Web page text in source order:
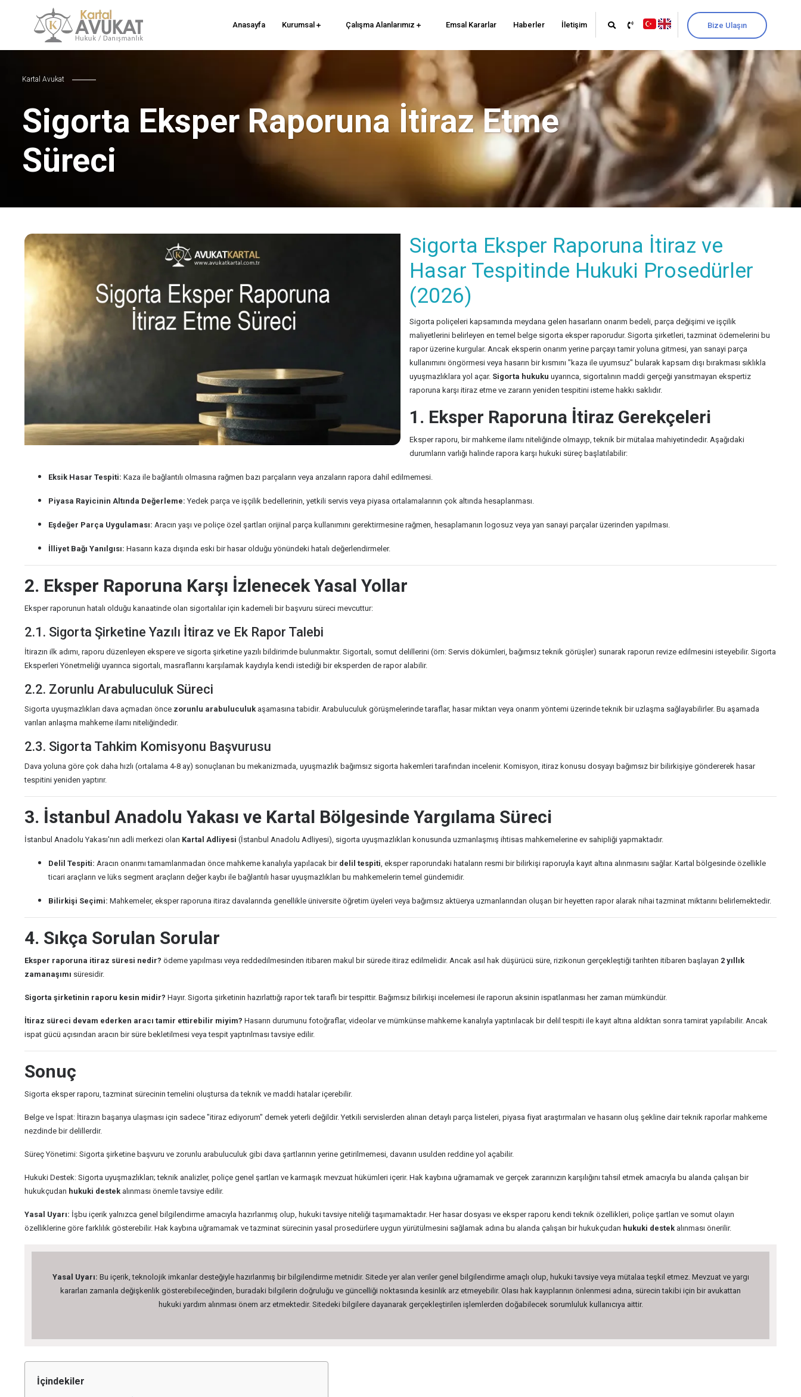
Anasayfa Kurumsal Çalışma Alanlarımız Emsal Kararlar Haberler İletişim Bize Ulaşın
Kartal Avukat
Sigorta Eksper Raporuna İtiraz Etme
Süreci
Sigorta Eksper Raporuna İtiraz ve
Hasar Tespitinde Hukuki Prosedürler
(2026)
Sigorta poliçeleri kapsamında meydana gelen hasarların onarım bedeli, parça değişimi ve işçilik
maliyetlerini belirleyen en temel belge sigorta eksper raporudur. Sigorta şirketleri, tazminat ödemelerini bu
rapor üzerine kurgular. Ancak eksperin onarım yerine parçayı tamir yoluna gitmesi, yan sanayi parça
kullanımını öngörmesi veya hasarın bir kısmını "kaza ile uyumsuz" bularak kapsam dışı bırakması sıklıkla
uyuşmazlıklara yol açar. Sigorta hukuku uyarınca, sigortalının maddi gerçeği yansıtmayan ekspertiz
raporuna karşı itiraz etme ve zararın yeniden tespitini isteme hakkı saklıdır.
1. Eksper Raporuna İtiraz Gerekçeleri
Eksper raporu, bir mahkeme ilamı niteliğinde olmayıp, teknik bir mütalaa mahiyetindedir. Aşağıdaki
durumların varlığı halinde rapora karşı hukuki süreç başlatılabilir:
Eksik Hasar Tespiti: Kaza ile bağlantılı olmasına rağmen bazı parçaların veya arızaların rapora dahil edilmemesi.
Piyasa Rayicinin Altında Değerleme: Yedek parça ve işçilik bedellerinin, yetkili servis veya piyasa ortalamalarının çok altında hesaplanması.
Eşdeğer Parça Uygulaması: Aracın yaşı ve poliçe özel şartları orijinal parça kullanımını gerektirmesine rağmen, hesaplamanın logosuz veya yan sanayi parçalar üzerinden yapılması.
İlliyet Bağı Yanılgısı: Hasarın kaza dışında eski bir hasar olduğu yönündeki hatalı değerlendirmeler.
2. Eksper Raporuna Karşı İzlenecek Yasal Yollar
Eksper raporunun hatalı olduğu kanaatinde olan sigortalılar için kademeli bir başvuru süreci mevcuttur:
2.1. Sigorta Şirketine Yazılı İtiraz ve Ek Rapor Talebi
İtirazın ilk adımı, raporu düzenleyen ekspere ve sigorta şirketine yazılı bildirimde bulunmaktır. Sigortalı, somut delillerini (örn: Servis dökümleri, bağımsız teknik görüşler) sunarak raporun revize edilmesini isteyebilir. Sigorta
Eksperleri Yönetmeliği uyarınca sigortalı, masraflarını karşılamak kaydıyla kendi istediği bir eksperden de rapor alabilir.
2.2. Zorunlu Arabuluculuk Süreci
Sigorta uyuşmazlıkları dava açmadan önce zorunlu arabuluculuk aşamasına tabidir. Arabuluculuk görüşmelerinde taraflar, hasar miktarı veya onarım yöntemi üzerinde teknik bir uzlaşma sağlayabilirler. Bu aşamada
varılan anlaşma mahkeme ilamı niteliğindedir.
2.3. Sigorta Tahkim Komisyonu Başvurusu
Dava yoluna göre çok daha hızlı (ortalama 4-8 ay) sonuçlanan bu mekanizmada, uyuşmazlık bağımsız sigorta hakemleri tarafından incelenir. Komisyon, itiraz konusu dosyayı bağımsız bir bilirkişiye göndererek hasar
tespitini yeniden yaptırır.
3. İstanbul Anadolu Yakası ve Kartal Bölgesinde Yargılama Süreci
İstanbul Anadolu Yakası'nın adli merkezi olan Kartal Adliyesi (İstanbul Anadolu Adliyesi), sigorta uyuşmazlıkları konusunda uzmanlaşmış ihtisas mahkemelerine ev sahipliği yapmaktadır.
Delil Tespiti: Aracın onarımı tamamlanmadan önce mahkeme kanalıyla yapılacak bir delil tespiti, eksper raporundaki hataların resmi bir bilirkişi raporuyla kayıt altına alınmasını sağlar. Kartal bölgesinde özellikle
ticari araçların ve lüks segment araçların değer kaybı ile bağlantılı hasar uyuşmazlıkları bu mahkemelerin temel gündemidir.
Bilirkişi Seçimi: Mahkemeler, eksper raporuna itiraz davalarında genellikle üniversite öğretim üyeleri veya bağımsız aktüerya uzmanlarından oluşan bir heyetten rapor alarak nihai tazminat miktarını belirlemektedir.
4. Sıkça Sorulan Sorular
Eksper raporuna itiraz süresi nedir? ödeme yapılması veya reddedilmesinden itibaren makul bir sürede itiraz edilmelidir. Ancak asıl hak düşürücü süre, rizikonun gerçekleştiği tarihten itibaren başlayan 2 yıllık
zamanaşımı süresidir.
Sigorta şirketinin raporu kesin midir? Hayır. Sigorta şirketinin hazırlattığı rapor tek taraflı bir tespittir. Bağımsız bilirkişi incelemesi ile raporun aksinin ispatlanması her zaman mümkündür.
İtiraz süreci devam ederken aracı tamir ettirebilir miyim? Hasarın durumunu fotoğraflar, videolar ve mümkünse mahkeme kanalıyla yaptırılacak bir delil tespiti ile kayıt altına aldıktan sonra tamirat yapılabilir. Ancak
ispat gücü açısından aracın bir süre bekletilmesi veya tespit yaptırılması tavsiye edilir.
Sonuç
Sigorta eksper raporu, tazminat sürecinin temelini oluştursa da teknik ve maddi hatalar içerebilir.
Belge ve İspat: İtirazın başarıya ulaşması için sadece "itiraz ediyorum" demek yeterli değildir. Yetkili servislerden alınan detaylı parça listeleri, piyasa fiyat araştırmaları ve hasarın oluş şekline dair teknik raporlar mahkeme
nezdinde bir delillerdir.
Süreç Yönetimi: Sigorta şirketine başvuru ve zorunlu arabuluculuk gibi dava şartlarının yerine getirilmemesi, davanın usulden reddine yol açabilir.
Hukuki Destek: Sigorta uyuşmazlıkları; teknik analizler, poliçe genel şartları ve karmaşık mevzuat hükümleri içerir. Hak kaybına uğramamak ve gerçek zararınızın karşılığını tahsil etmek amacıyla bu alanda çalışan bir
hukukçudan hukuki destek alınması önemle tavsiye edilir.
Yasal Uyarı: İşbu içerik yalnızca genel bilgilendirme amacıyla hazırlanmış olup, hukuki tavsiye niteliği taşımamaktadır. Her hasar dosyası ve eksper raporu kendi teknik özellikleri, poliçe şartları ve somut olayın
özelliklerine göre farklılık gösterebilir. Hak kaybına uğramamak ve tazminat sürecinin yasal prosedürlere uygun yürütülmesini sağlamak adına bu alanda çalışan bir hukukçudan hukuki destek alınması önerilir.
Yasal Uyarı: Bu içerik, teknolojik imkanlar desteğiyle hazırlanmış bir bilgilendirme metnidir. Sitede yer alan veriler genel bilgilendirme amaçlı olup, hukuki tavsiye veya mütalaa teşkil etmez. Mevzuat ve yargı
kararları zamanla değişkenlik gösterebileceğinden, buradaki bilgilerin doğruluğu ve güncelliği noktasında kesinlik arz etmeyebilir. Olası hak kayıplarının önlenmesi adına, sürecin takibi için bir avukattan
hukuki yardım alınması önem arz etmektedir. Sitedeki bilgilere dayanarak gerçekleştirilen işlemlerden doğabilecek sorumluluk kullanıcıya aittir.
İçindekiler